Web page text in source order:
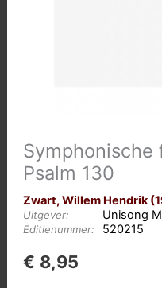
Psalm 130
Zwart, Willem Hendrik
Uitgever: Unisong
Editienummer: 520215
€ 8,95